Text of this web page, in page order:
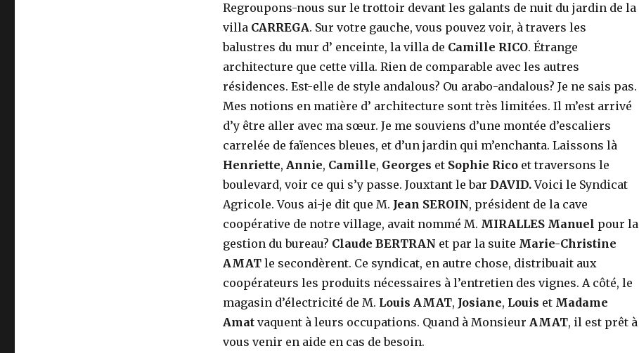
Regroupons-nous sur le trottoir devant les galants de nuit du jardin de la
villa CARREGA. Sur votre gauche, vous pouvez voir, à travers les
balustres du mur d’ enceinte, la villa de Camille RICO. Étrange
architecture que cette villa. Rien de comparable avec les autres
résidences. Est-elle de style andalous? Ou arabo-andalous? Je ne sais pas.
Mes notions en matière d’ architecture sont très limitées. Il m’est arrivé
d’y être aller avec ma sœur. Je me souviens d’une montée d’escaliers
carrelée de faïences bleues, et d’un jardin qui m’enchanta. Laissons là
Henriette, Annie, Camille, Georges et Sophie Ricoet traversons le
boulevard, voir ce qui s’y passe. Jouxtant le bar DAVID.Voici le Syndicat
Agricole. Vous ai-je dit que M. Jean SEROIN, président de la cave
coopérative de notre village, avait nommé M. MIRALLES Manuel pour la
gestion du bureau? Claude BERTRAN et par la suite Marie-Christine
AMATle secondèrent. Ce syndicat, en autre chose, distribuait aux
coopérateurs les produits nécessaires à l’entretien des vignes. A côté, le
magasin d’électricité de M. Louis AMAT, Josiane, Louis et Madame
Amatvaquent à leurs occupations. Quand à Monsieur AMAT, il est prêt à
vous venir en aide en cas de besoin.